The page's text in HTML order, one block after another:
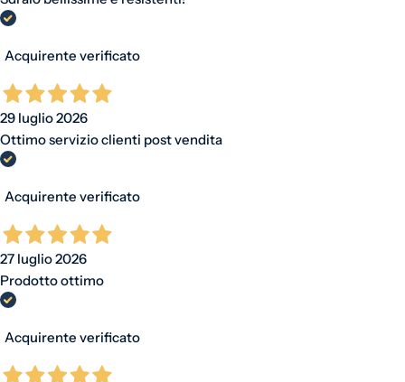
Acquirente verificato
29 luglio 2026
Ottimo servizio clienti post vendita
Acquirente verificato
27 luglio 2026
Prodotto ottimo
Acquirente verificato